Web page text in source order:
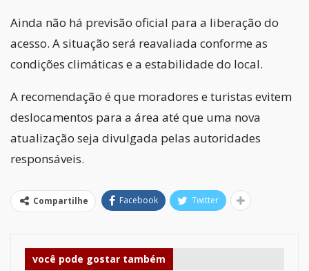
Ainda não há previsão oficial para a liberação do
acesso. A situação será reavaliada conforme as
condições climáticas e a estabilidade do local.
A recomendação é que moradores e turistas evitem
deslocamentos para a área até que uma nova
atualização seja divulgada pelas autoridades
responsáveis.
Compartilhe Facebook Twitter
você pode gostar também